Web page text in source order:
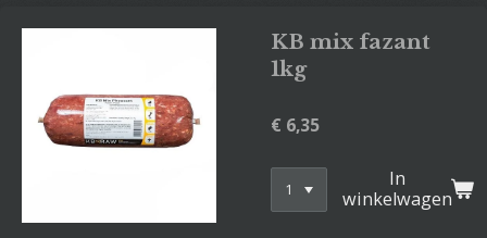
KB mix fazant
1kg
€ 6,35
In
winkelwagen